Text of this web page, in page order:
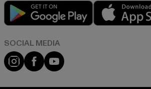
Play market
Instagram
FacebookYouTube